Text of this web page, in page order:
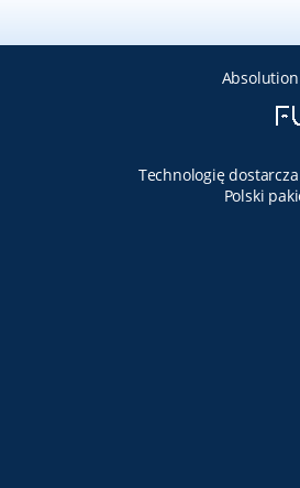
Technologię dostarcza
Polski